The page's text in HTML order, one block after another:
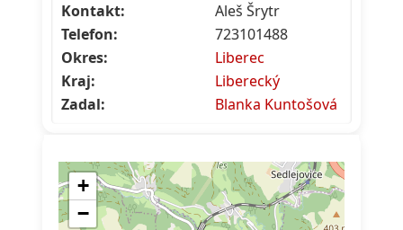
Kontakt:
Aleš Šrytr
Telefon:
723101488
Okres:
Liberec
Kraj:
Liberecký
Zadal:
Blanka Kuntošová